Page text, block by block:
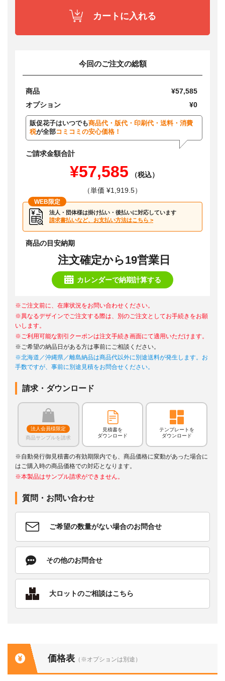
カートに入れる
今回のご注文の総額
商品
¥57,585
オプション
¥0
販促花子はいつでも商品代・版代・印刷代・送料・消費
税が全部コミコミの安心価格！
ご請求金額合計
¥57,585
（税込）
（単価 ¥1,919.5）
WEB限定
法人・団体様は掛け払い・後払いに対応しています
請求書払いなど、お支払い方法はこちら >
商品の目安納期
注文確定から19営業日
カレンダーで納期計算する
※ご注文前に、在庫状況をお問い合わせください。
※異なるデザインでご注文する際は、別のご注文としてお手続きをお願
いします。
※ご利用可能な割引クーポンは注文手続き画面にて適用いただけます。
※ご希望の納品日がある方は事前にご相談ください。
※北海道／沖縄県／離島納品は商品代以外に別途送料が発生します。お
手数ですが、事前に別途見積をお問合せください。
請求・ダウンロード
法人会員様限定
商品サンプルを請求
見積書を
ダウンロード
テンプレートを
ダウンロード
※自動発行御見積書の有効期限内でも、商品価格に変動があった場合に
はご購入時の商品価格での対応となります。
※本製品はサンプル請求ができません。
質問・お問い合わせ
ご希望の数量がない場合のお問合せ
その他のお問合せ
大ロットのご相談はこちら
価格表 （※オプションは別途）